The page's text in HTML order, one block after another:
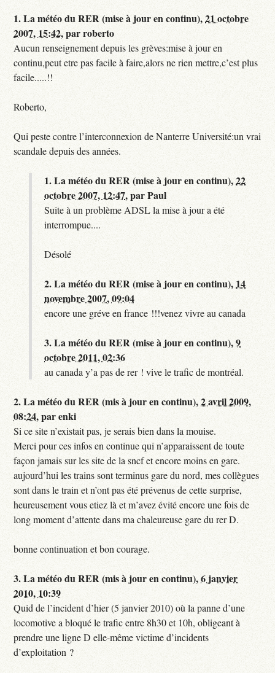
1.La météo du RER (mise à jour en continu),21 octobre
2007, 15:42,parroberto
Aucun renseignement depuis les grèves:mise à jour en
continu,peut etre pas facile à faire,alors ne rien mettre,c’est plus
facile.....!!
Roberto,
Qui peste contre l’interconnexion de Nanterre Université:un vrai
scandale depuis des années.
1.La météo du RER (mise à jour en continu),22
octobre 2007, 12:47,parPaul
Suite à un problème ADSL la mise à jour a été
interrompue....
Désolé
2.La météo du RER (mise à jour en continu), 14
novembre 2007, 09:04
encore une gréve en france !!!venez vivre au canada
3.La météo du RER (mise à jour en continu),9
octobre 2011, 02:36
au canada y’a pas de rer ! vive le trafic de montréal.
2.La météo du RER (mis à jour en continu),2 avril 2009,
08:24,parenki
Si ce site n’existait pas, je serais bien dans la mouise.
Merci pour ces infos en continue qui n’apparaissent de toute
façon jamais sur les site de la sncf et encore moins en gare.
aujourd’hui les trains sont terminus gare du nord, mes collègues
sont dans le train et n’ont pas été prévenus de cette surprise,
heureusement vous etiez là et m’avez évité encore une fois de
long moment d’attente dans ma chaleureuse gare du rer D.
bonne continuation et bon courage.
3.La météo du RER (mis à jour en continu),6 janvier
2010, 10:39
Quid de l’incident d’hier (5 janvier 2010) où la panne d’une
locomotive a bloqué le trafic entre 8h30 et 10h, obligeant à
prendre une ligne D elle-même victime d’incidents
d’exploitation ?